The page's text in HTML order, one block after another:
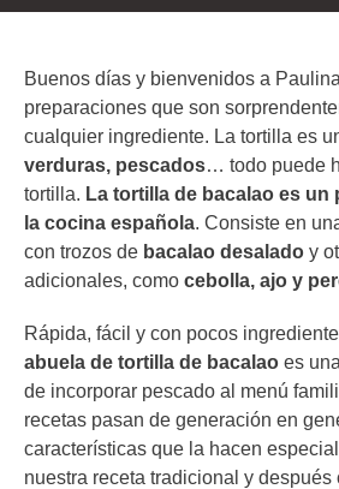
Buenos días y bienvenidos a
preparaciones que son
cualquier ingrediente. La tortilla es
verduras, pescados… todo puede
tortilla. La tortilla de bacalao es un
la cocina española. Consiste en
con trozos de bacalao desalado y
adicionales, como cebolla, ajo y
Rápida, fácil y con pocos
abuela de tortilla de bacalao es
de incorporar pescado al menú
recetas pasan de generación en
características que la hacen
nuestra receta tradicional y después